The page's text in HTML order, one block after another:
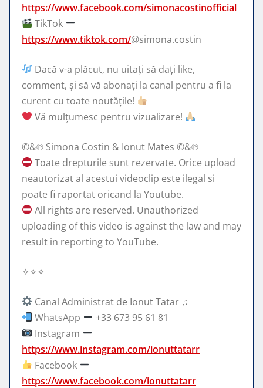
https://www.facebook.com/simonacostinofficial
TikTok
https://www.tiktok.com/@simona.costin
Dacă v-a plăcut, nu uitați să dați like,
comment, și să vă abonați la canal pentru a fi la
curent cu toate noutățile!
Vă mulțumesc pentru vizualizare!
©&℗ Simona Costin & Ionut Mates ©&℗
Toate drepturile sunt rezervate. Orice upload
neautorizat al acestui videoclip este ilegal si
poate fi raportat oricand la Youtube.
All rights are reserved. Unauthorized
uploading of this video is against the law and may
result in reporting to YouTube.
✧✧✧
Canal Administrat de Ionut Tatar ♫
WhatsApp
+33 673 95 61 81
Instagram
https://www.instagram.com/ionuttatarr
Facebook
https://www.facebook.com/ionuttatarr